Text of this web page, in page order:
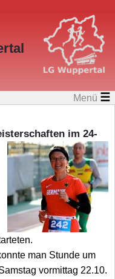
Menü ☰
im 24-
man Stunde um
vormittag 22.10.